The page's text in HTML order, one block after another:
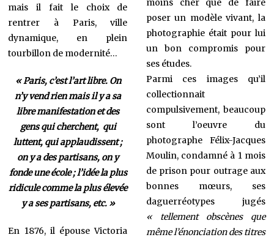
mais il fait le choix de
rentrer à Paris, ville
dynamique, en plein
tourbillon de modernité…
« Paris, c’est l’art libre. On
n’y vend rien mais il y a sa
libre manifestation et des
gens qui cherchent, qui
luttent, qui applaudissent ;
on y a des partisans, on y
fonde une école ; l’idée la plus
ridicule comme la plus élevée
y a ses partisans, etc. »
En 1876, il épouse Victoria
moins cher que de faire
poser un modèle vivant, la
photographie était pour lui
un bon compromis pour
ses études.
Parmi ces images qu’il
collectionnait
compulsivement, beaucoup
sont l’oeuvre du
photographe Félix-Jacques
Moulin, condamné à 1 mois
de prison pour outrage aux
bonnes mœurs, ses
daguerréotypes jugés
« tellement obscènes que
même l’énonciation des titres